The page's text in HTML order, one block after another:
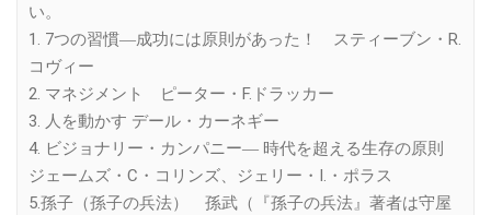
い。
1. 7つの習慣―成功には原則があった！ スティーブン・R.
コヴィー
2. マネジメント ピーター・F.ドラッカー
3. 人を動かす デール・カーネギー
4. ビジョナリー・カンパニー― 時代を超える生存の原則
ジェームズ・C・コリンズ、ジェリー・I.・ポラス
5.孫子（孫子の兵法） 孫武（『孫子の兵法』著者は守屋